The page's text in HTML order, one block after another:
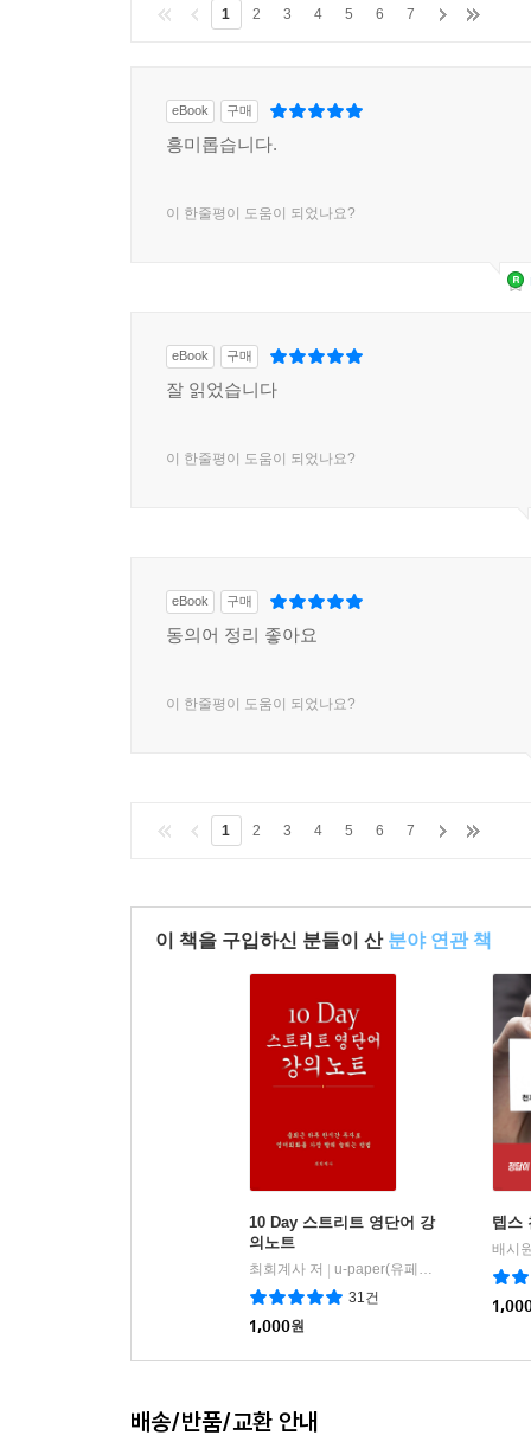
2901-2925
2976-3000
3001-3025
3076-3100
1 2 3 4 5 6 7
eBook 구매
흥미롭습니다.
이 한줄평이 도움이 되었나요?
eBook 구매
잘 읽었습니다
이 한줄평이 도움이 되었나요?
eBook 구매
동의어 정리 좋아요
이 한줄평이 도움이 되었나요?
1 2 3 4 5 6 7
이 책을 구입하신 분들이 산 분야 연관 책
10 Day 스트리트 영단어 강
의노트
최회계사 저
u-paper(유페이퍼)
31건
1,000원
텝스
배시
배송/반품/교환 안내